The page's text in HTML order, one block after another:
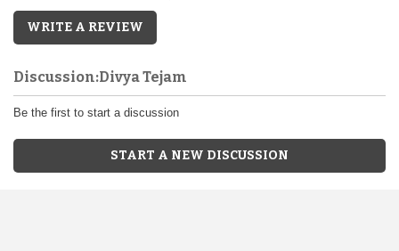
WRITE A REVIEW
Discussion:Divya Tejam
Be the first to start a discussion
START A NEW DISCUSSION